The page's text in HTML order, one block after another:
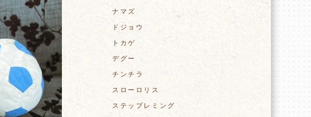
ナマズ
ドジョウ
トカゲ
デグー
チンチラ
スローロリス
ステップレミング